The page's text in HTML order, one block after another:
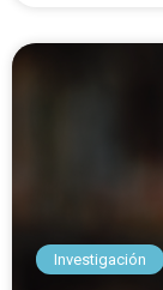
Investigación